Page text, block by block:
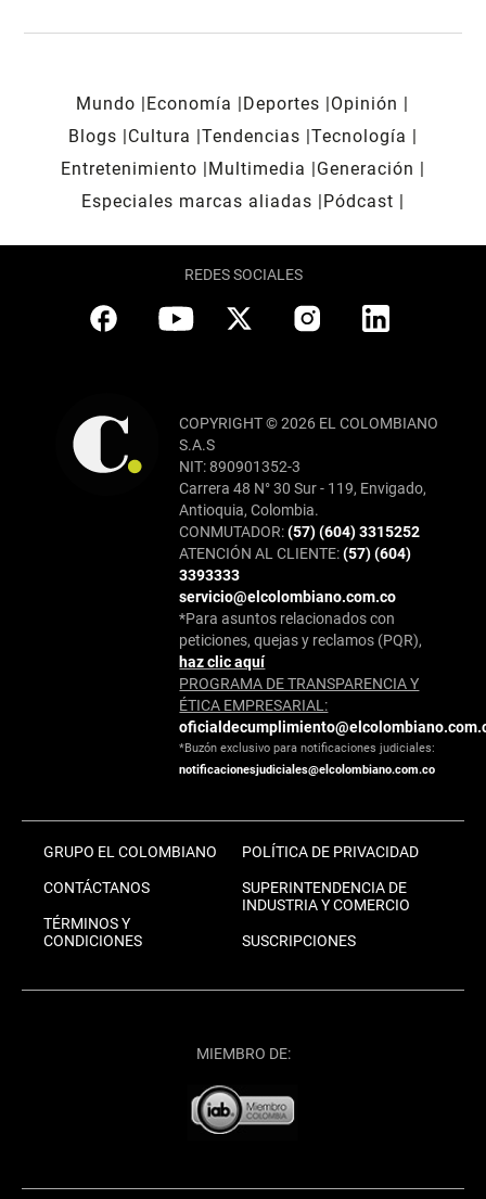
Mundo Economía Deportes
Opinión
Blogs
Cultura Tendencias Tecnología
Entretenimiento
Multimedia
Generación
Especiales marcas aliadas
Pódcast
REDES SOCIALES
COPYRIGHT © 2026 EL COLOMBIANO
S.A.S
NIT: 890901352-3
Carrera 48 N° 30 Sur - 119, Envigado,
Antioquia, Colombia.
CONMUTADOR:(57) (604) 3315252
ATENCIÓN AL CLIENTE:(57) (604)
3393333
servicio@elcolombiano.com.co
*Para asuntos relacionados con
peticiones, quejas y reclamos (PQR),
haz clic aquí
PROGRAMA DE TRANSPARENCIA Y
ÉTICA EMPRESARIAL:
*Buzón exclusivo para notificaciones judiciales:
notificacionesjudiciales@elcolombiano.com.co
GRUPO EL COLOMBIANO
CONTÁCTANOS
TÉRMINOS Y
CONDICIONES
POLÍTICA DE PRIVACIDAD
SUPERINTENDENCIA DE
INDUSTRIA Y COMERCIO
SUSCRIPCIONES
MIEMBRO DE: